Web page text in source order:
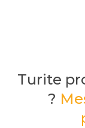
Turite
?